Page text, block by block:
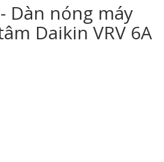
Dàn nóng máy
Daikin VRV 6A